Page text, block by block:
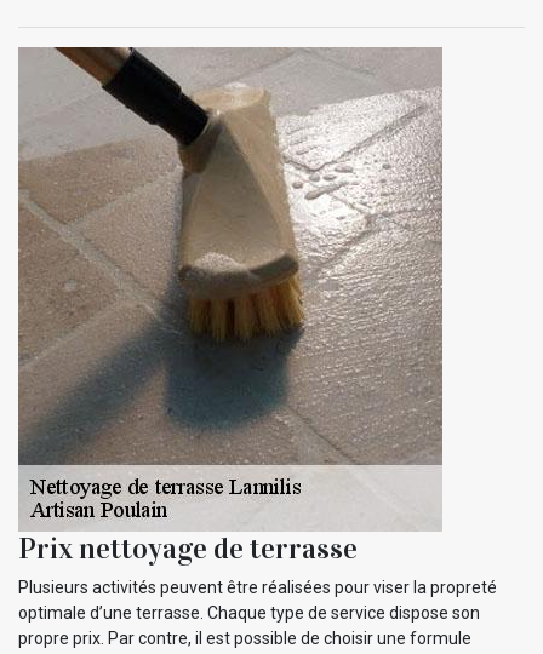
Prix nettoyage de terrasse
Plusieurs activités peuvent être réalisées pour viser la propreté
optimale d’une terrasse. Chaque type de service dispose son
propre prix. Par contre, il est possible de choisir une formule